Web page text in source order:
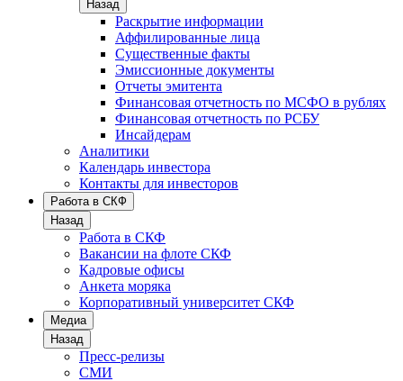
Назад
Раскрытие информации
Аффилированные лица
Существенные факты
Эмиссионные документы
Отчеты эмитента
Финансовая отчетность по МСФО в рублях
Финансовая отчетность по РСБУ
Инсайдерам
Аналитики
Календарь инвестора
Контакты для инвесторов
Работа в СКФ
Назад
Работа в СКФ
Вакансии на флоте СКФ
Кадровые офисы
Анкета моряка
Корпоративный университет СКФ
Медиа
Назад
Пресс-релизы
СМИ